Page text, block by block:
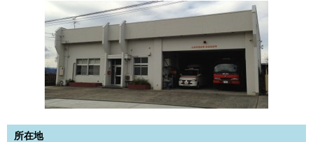
所在地